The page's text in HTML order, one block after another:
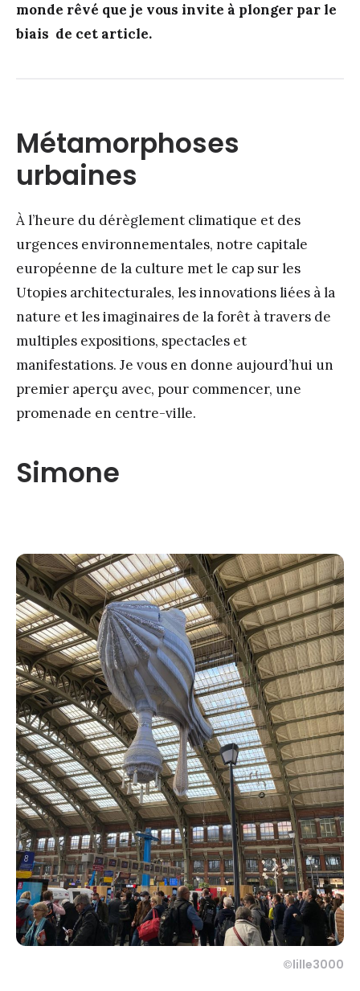
monde rêvé que je vous invite à plonger par le
biais de cet article.
Métamorphoses
urbaines
À l’heure du dérèglement climatique et des
urgences environnementales, notre capitale
européenne de la culture met le cap sur les
Utopies architecturales, les innovations liées à la
nature et les imaginaires de la forêt à travers de
multiples expositions, spectacles et
manifestations. Je vous en donne aujourd’hui un
premier aperçu avec, pour commencer, une
promenade en centre-ville.
Simone
©lille3000